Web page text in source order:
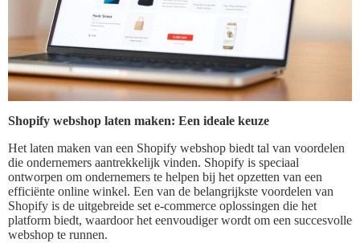
Shopify webshop laten maken: Een ideale keuze
Het laten maken van een Shopify webshop biedt tal van voordelen
die ondernemers aantrekkelijk vinden. Shopify is speciaal
ontworpen om ondernemers te helpen bij het opzetten van een
efficiënte online winkel. Een van de belangrijkste voordelen van
Shopify is de uitgebreide set e-commerce oplossingen die het
platform biedt, waardoor het eenvoudiger wordt om een succesvolle
webshop te runnen.